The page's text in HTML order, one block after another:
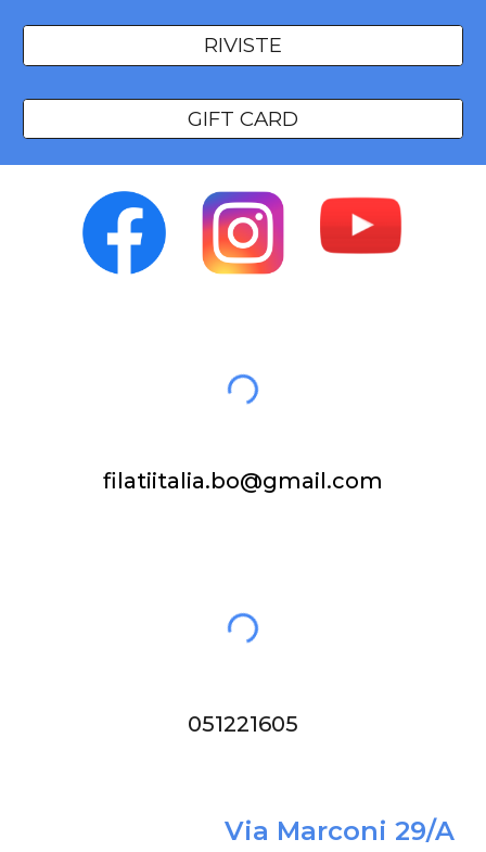
RIVISTE
GIFT CARD
filatiitalia.bo@gmail.com
051221605
Via Marconi 29/A